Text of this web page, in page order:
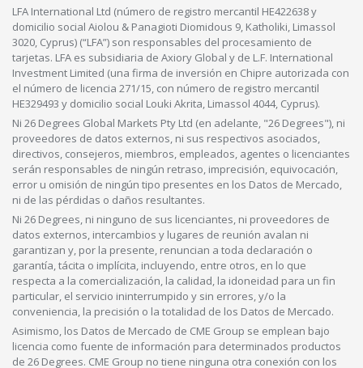
LFA International Ltd (número de registro mercantil HE422638 y
domicilio social Aiolou & Panagioti Diomidous 9, Katholiki, Limassol
3020, Cyprus) (“LFA”) son responsables del procesamiento de
tarjetas. LFA es subsidiaria de Axiory Global y de L.F. International
Investment Limited (una firma de inversión en Chipre autorizada con
el número de licencia 271/15, con número de registro mercantil
HE329493 y domicilio social Louki Akrita, Limassol 4044, Cyprus).
Ni 26 Degrees Global Markets Pty Ltd (en adelante, "26 Degrees"), ni
proveedores de datos externos, ni sus respectivos asociados,
directivos, consejeros, miembros, empleados, agentes o licenciantes
serán responsables de ningún retraso, imprecisión, equivocación,
error u omisión de ningún tipo presentes en los Datos de Mercado,
ni de las pérdidas o daños resultantes.
Ni 26 Degrees, ni ninguno de sus licenciantes, ni proveedores de
datos externos, intercambios y lugares de reunión avalan ni
garantizan y, por la presente, renuncian a toda declaración o
garantía, tácita o implícita, incluyendo, entre otros, en lo que
respecta a la comercialización, la calidad, la idoneidad para un fin
particular, el servicio ininterrumpido y sin errores, y/o la
conveniencia, la precisión o la totalidad de los Datos de Mercado.
Asimismo, los Datos de Mercado de CME Group se emplean bajo
licencia como fuente de información para determinados productos
de 26 Degrees. CME Group no tiene ninguna otra conexión con los